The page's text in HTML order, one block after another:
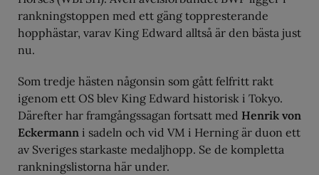
rankningstoppen med ett gäng toppresterande
hopphästar, varav King Edward alltså är den bästa just
nu.
Som tredje hästen någonsin som gått felfritt rakt
igenom ett OS blev King Edward historisk i Tokyo.
Därefter har framgångssagan fortsatt med Henrik von
Eckermann i sadeln och vid VM i Herning är duon ett
av Sveriges starkaste medaljhopp. Se de kompletta
rankningslistorna här under.